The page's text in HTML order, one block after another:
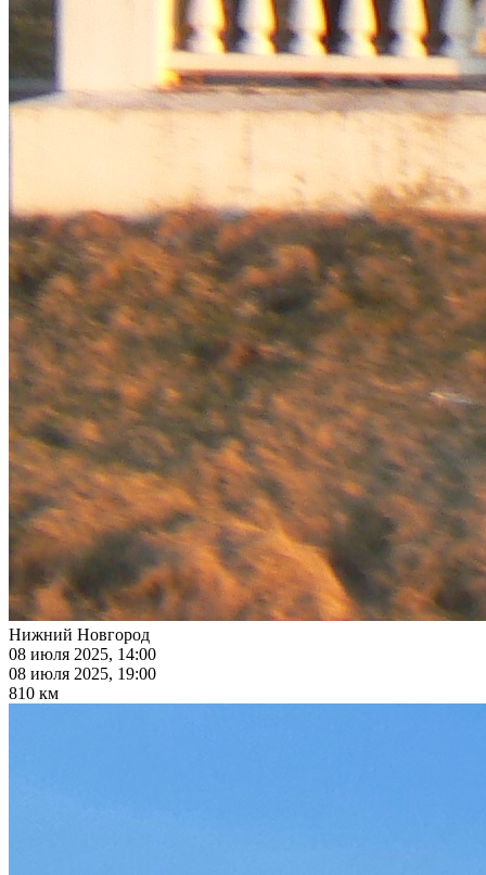
Нижний Новгород
08 июля 2025, 14:00
08 июля 2025, 19:00
810 км